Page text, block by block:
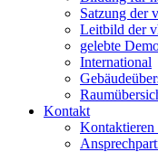
Satzung der
Leitbild der
gelebte
International
Kontakt
Kontaktieren